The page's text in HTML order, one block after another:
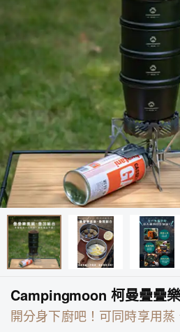
Campingmoon 柯曼疊疊
開分身下廚吧！可同時享用蒸